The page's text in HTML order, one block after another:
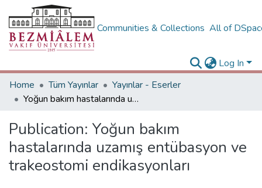
Communities & Collections All of
Log In
Home
Tüm Yayınlar
Yayınlar - Eserler
Yoğun bakım hastalarında uzamış entübasyon ve trakeostomi endikasyonları
Publication: Yoğun bakım
hastalarında uzamış entübasyon ve
trakeostomi endikasyonları